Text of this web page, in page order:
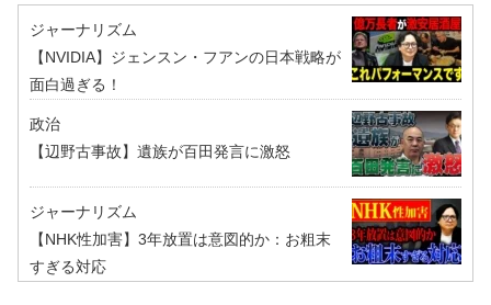
ジャーナリズム
【NVIDIA】ジェンスン・フアンの日本戦略が
面白過ぎる！
政治
【辺野古事故】遺族が百田発言に激怒
ジャーナリズム
【NHK性加害】3年放置は意図的か：お粗末
すぎる対応